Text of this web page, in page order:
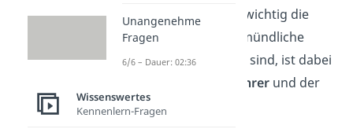
sich die
Endnote
. Wie wichtig die
Tests, Klausuren und mündliche
Noten für die Endnote sind, ist dabei
Lehrer und der
Schule.
Unangenehme
Fragen
6/6 – Dauer: 02:36
Wissenswertes
Kennenlern-Fragen